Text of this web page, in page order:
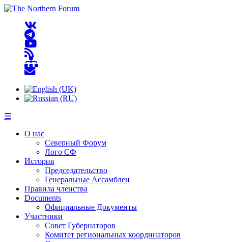
☰
О нас
Северный Форум
Лого СФ
История
Председательство
Генеральные Ассамблеи
Правила членства
Documents
Официальные Документы
Участники
Совет Губернаторов
Комитет региональных координаторов